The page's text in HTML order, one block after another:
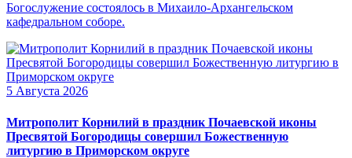
Богослужение состоялось в Михаило-Архангельском
кафедральном соборе.
5 Августа 2026
Митрополит Корнилий в праздник Почаевской иконы
Пресвятой Богородицы совершил Божественную
литургию в Приморском округе